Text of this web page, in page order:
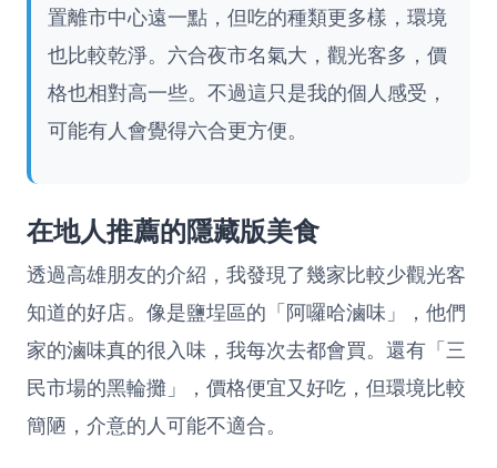
置離市中心遠一點，但吃的種類更多樣，環境
也比較乾淨。六合夜市名氣大，觀光客多，價
格也相對高一些。不過這只是我的個人感受，
可能有人會覺得六合更方便。
在地人推薦的隱藏版美食
透過高雄朋友的介紹，我發現了幾家比較少觀光客
知道的好店。像是鹽埕區的「阿囉哈滷味」，他們
家的滷味真的很入味，我每次去都會買。還有「三
民市場的黑輪攤」，價格便宜又好吃，但環境比較
簡陋，介意的人可能不適合。